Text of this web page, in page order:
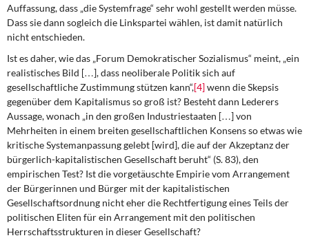
Auffassung, dass „die Systemfrage“ sehr wohl gestellt werden müsse.
Dass sie dann sogleich die Linkspartei wählen, ist damit natürlich
nicht entschieden.
Ist es daher, wie das „Forum Demokratischer Sozialismus“ meint, „ein
realistisches Bild […], dass neoliberale Politik sich auf
gesellschaftliche Zustimmung stützen kann“,[4]wenn die Skepsis
gegenüber dem Kapitalismus so groß ist? Besteht dann Lederers
Aussage, wonach „in den großen Industriestaaten […] von
Mehrheiten in einem breiten gesellschaftlichen Konsens so etwas wie
kritische Systemanpassung gelebt [wird], die auf der Akzeptanz der
bürgerlich-kapitalistischen Gesellschaft beruht“ (S. 83), den
empirischen Test? Ist die vorgetäuschte Empirie vom Arrangement
der Bürgerinnen und Bürger mit der kapitalistischen
Gesellschaftsordnung nicht eher die Rechtfertigung eines Teils der
politischen Eliten für ein Arrangement mit den politischen
Herrschaftsstrukturen in dieser Gesellschaft?